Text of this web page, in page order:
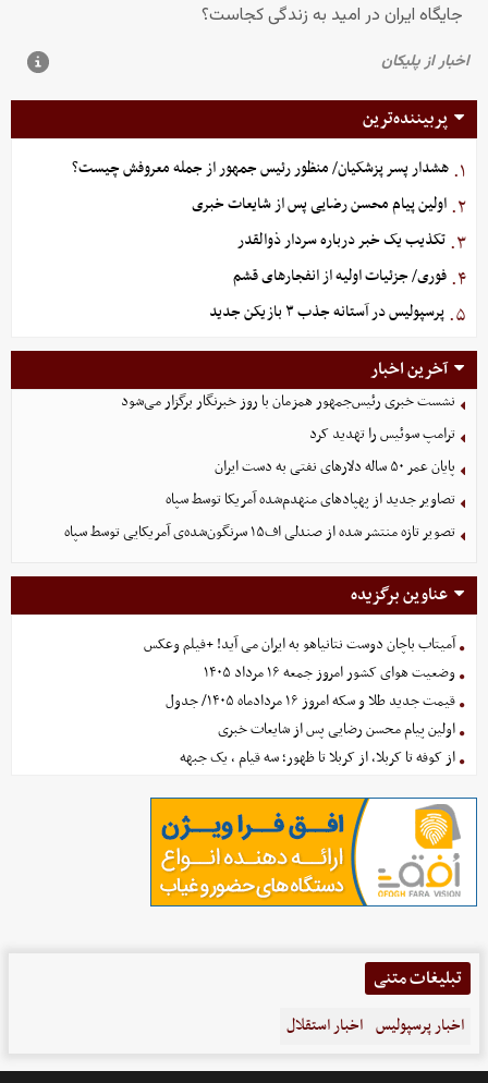
پربیننده‌ترین
۱. هشدار پسر پزشکیان/ منظور رئیس جمهور از جمله معروفش چیست؟
۲. اولین پیام محسن رضایی پس از شایعات خبری
۳. تکذیب یک خبر درباره سردار ذوالقدر
۴. فوری/ جزئیات اولیه از انفجارهای قشم
۵. پرسپولیس در آستانه جذب ۳ بازیکن جدید
آخرین اخبار
نشست خبری رئیس‌جمهور همزمان با روز خبرنگار برگزار می‌شود
ترامپ سوئیس را تهدید کرد
پایان عمر ۵۰ ساله دلارهای نفتی به دست ایران
تصاویر جدید از پهپادهای منهدم‌شده آمریکا توسط سپاه
تصویر تازه منتشر شده از صندلی اف۱۵ سرنگون‌شده‌ی آمریکایی توسط سپاه
عناوین برگزیده
آمیتاب باچان دوست نتانیاهو به ایران می آید! +فیلم وعکس
وضعیت هوای کشور امروز جمعه ۱۶ مرداد ۱۴۰۵
قیمت جدید طلا و سکه امروز ۱۶ مردادماه ۱۴۰۵/ جدول
اولین پیام محسن رضایی پس از شایعات خبری
از کوفه تا کربلا، از کربلا تا ظهور؛ سه قیام ، یک جبهه
تبلیغات متنی
اخبار پرسپولیس اخبار استقلال